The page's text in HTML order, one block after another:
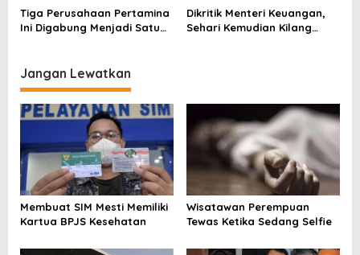
Kilang Dinyatakan Aman
Tiga Perusahaan Pertamina
Ini Digabung Menjadi Satu
Dikritik Menteri Keuangan,
Sehari Kemudian Kilang
Jangan Lewatkan
Membuat SIM Mesti Memiliki
Kartua BPJS Kesehatan
Wisatawan Perempuan
Tewas Ketika Sedang Selfie